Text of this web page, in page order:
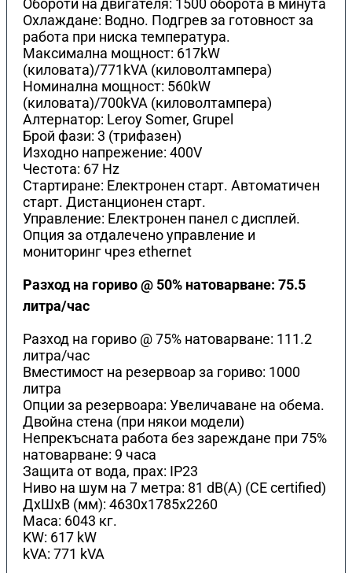
Охлаждане: Водно. Подгрев за готовност за
работа при ниска температура.
Максимална мощност: 617kW
(киловата)/771kVA (киловолтамперa)
Номинална мощност: 560kW
(киловата)/700kVA (киловолтамперa)
Алтернатор: Leroy Somer, Grupel
Брой фази: 3 (трифазен)
Изходно напрежение: 400V
Честота: 67 Hz
Стартиране: Електронен старт. Автоматичен
старт. Дистанционен старт.
Управление: Електронен панел с дисплей.
Опция за отдалечено управление и
мониторинг чрез ethernet
Разход на гориво @ 50% натоварване: 75.5
литра/час
Разход на гориво @ 75% натоварване: 111.2
литра/час
Вместимост на резервоар за гориво: 1000
литра
Опции за резервоара: Увеличаване на обема.
Двойна стена (при някои модели)
Непрекъсната работа без зареждане при 75%
натоварване: 9 часа
Защита от вода, прах: IP23
Ниво на шум на 7 метра: 81 dB(A) (CE certified)
ДхШхВ (мм): 4630x1785x2260
Маса: 6043 кг.
KW: 617 kW
kVA: 771 kVA